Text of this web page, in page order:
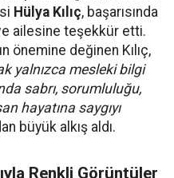
Hülya Kılıç, başarısında
ailesine teşekkür etti.
önemine değinen Kılıç,
yalnızca mesleki bilgi
sabrı, sorumluluğu,
hayatına saygıyı
büyük alkış aldı.
Renkli Görüntüler